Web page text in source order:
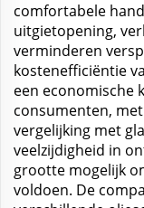
comfortabele
uitgietopening,
verminderen
kostenefficiëntie
een economische
consumenten,
vergelijking met
veelzijdigheid in
grootte mogelijk
voldoen. De